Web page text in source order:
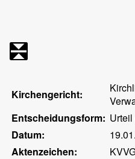
Kirchengericht:
Entscheidungsform: Urteil
Datum:
Aktenzeichen: